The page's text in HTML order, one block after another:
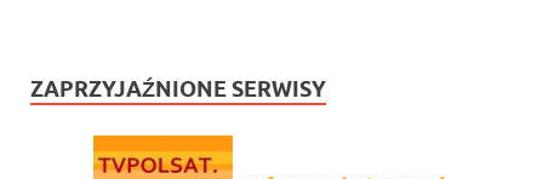
ZAPRZYJAŹNIONE SERWISY